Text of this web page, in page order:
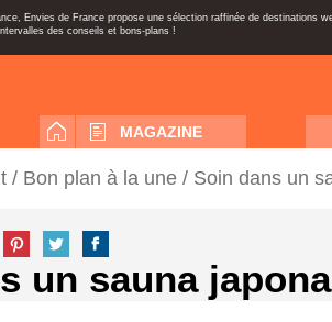
Envies de France propose une sélection raffinée de destinations
des conseils et bons-plans !
MAGAZINE
/ Bon plan à la une / Soin dans un
un sauna